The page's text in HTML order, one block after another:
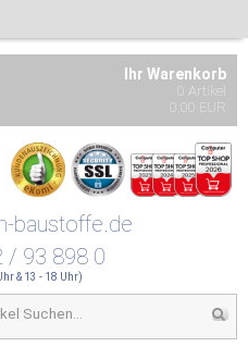
Ihr Warenkorb
0 Artikel
0,00 EUR
baustoffe.de
/ 93 898 0
& 13 - 18 Uhr)